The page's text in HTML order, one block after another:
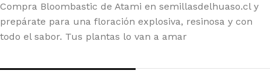
Compra Bloombastic de Atami en semillasdelhuaso.cl y
prepárate para una floración explosiva, resinosa y con
todo el sabor. Tus plantas lo van a amar